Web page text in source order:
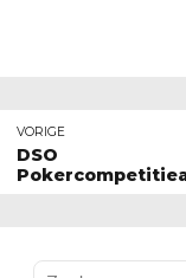
VORIGE
DSO